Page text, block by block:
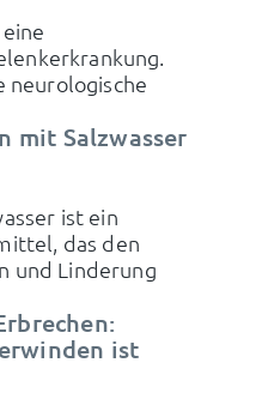
neurologische
mit Salzwasser
ist ein
das den
und Linderung
ist